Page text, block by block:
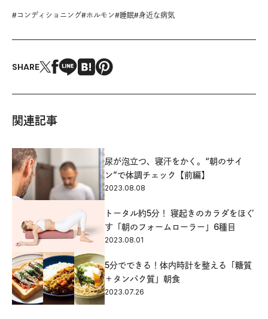
#コンディショニング#ホルモン#睡眠#身近な病気
SHARE
関連記事
尿が泡立つ、寝汗をかく。“朝のサイ
ン”で体調チェック【前編】
2023.08.08
トータル約5分！ 寝起きのカラダをほぐ
す「朝のフォームローラー」6種目
2023.08.01
5分でできる！体内時計を整える「糖質
＋タンパク質」朝食
2023.07.26